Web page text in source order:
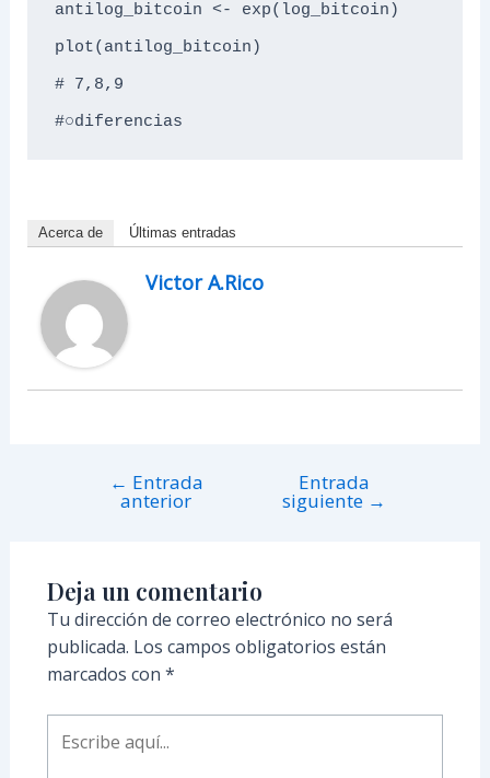
antilog_bitcoin <- exp(log_bitcoin)
plot(antilog_bitcoin)
# 7,8,9
#○diferencias
Acerca de Últimas entradas
Victor A.Rico
← Entrada
anterior
Entrada
siguiente →
Deja un comentario
Tu dirección de correo electrónico no será
publicada. Los campos obligatorios están
marcados con *
aquí...